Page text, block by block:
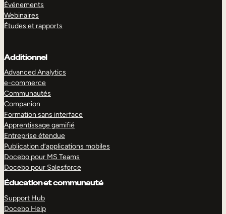
Événements
Webinaires
Études et rapports
Additionnel
Advanced Analytics
e-commerce
Communautés
Companion
Formation sans interface
Apprentissage gamifié
Entreprise étendue
Publication d’applications mobiles
Docebo pour MS Teams
Docebo pour Salesforce
Éducation et communauté
Support Hub
Docebo Help